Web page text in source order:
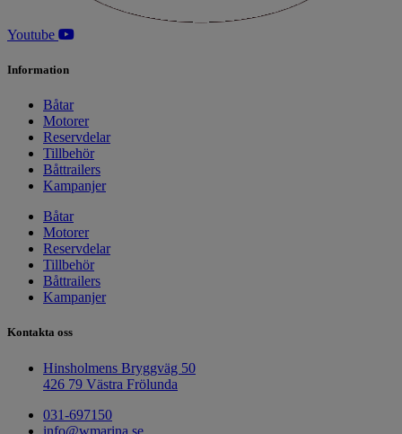
Youtube
Information
Båtar
Motorer
Reservdelar
Tillbehör
Båttrailers
Kampanjer
Båtar
Motorer
Reservdelar
Tillbehör
Båttrailers
Kampanjer
Kontakta oss
Hinsholmens Bryggväg 50
426 79 Västra Frölunda
031-697150
info@wmarina.se